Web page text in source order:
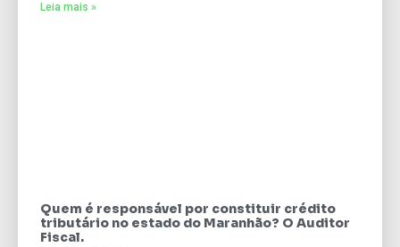
Leia mais »
Quem é responsável por constituir crédito
tributário no estado do Maranhão? O Auditor
Fiscal.